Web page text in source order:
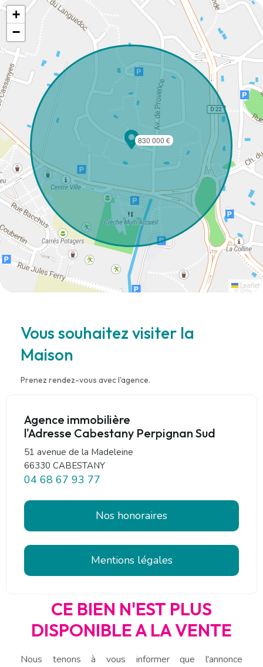
830 000 €
+
−
Leaflet
Vous souhaitez visiter la
Maison
Prenez rendez-vous avec l'agence.
Agence immobilière
l'Adresse Cabestany Perpignan Sud
51 avenue de la Madeleine
66330 CABESTANY
04 68 67 93 77
Nos honoraires
Mentions légales
CE BIEN N'EST PLUS
DISPONIBLE A LA VENTE
Nous tenons à vous informer que l'annonce